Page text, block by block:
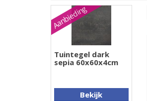
Aanbieding
Tuintegel dark
sepia 60x60x4cm
Bekijk